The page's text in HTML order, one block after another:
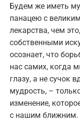
Будем же иметь
панацею с
лекарства, чем
собственными
осознает, что
нас самих, когда
глазу, а не сучок
мудрость, –
изменение,
с нашим ближним.